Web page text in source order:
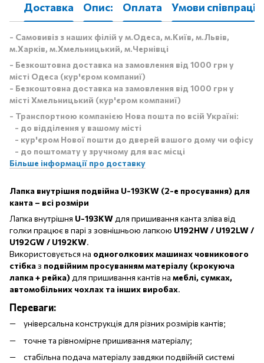
Доставка Опис: Оплата Умови співпраці
- Самовивіз з наших філій у м.Одеса, м.Київ, м.Львів,
м.Харків, м.Хмельницький, м.Чернівці
- Безкоштовна доставка на замовлення від 1000 грн у
місті Одеса (кур'єром компаниї)
- Безкоштовна доставка на замовлення від 1000 грн у
місті Хмельницький (кур'єром компаниї)
- Транспортною компанією Нова пошта по всій Україні:
- до відділення у вашому місті
- кур'єром Нової пошти до дверей вашого дому чи офісу
- до поштомату у зручному для вас місці
Більше інформації про доставку
Лапка внутрішня подвійна U-193KW (2-е просування) для
канта – всі розміри
Лапка внутрішня U-193KW для пришивання канта зліва від
голки працює в парі з зовнішньою лапкою U192HW / U192LW /
U192GW / U192KW.
Використовується на одноголкових машинах човникового
стібказ подвійним просуванням матеріалу (крокуюча
лапка + рейка) для пришивання кантів на меблі, сумках,
автомобільних чохлах та інших виробах.
Переваги:
універсальна конструкція для різних розмірів кантів;
точне та рівномірне пришивання матеріалу;
стабільна подача матеріалу завдяки подвійній системі